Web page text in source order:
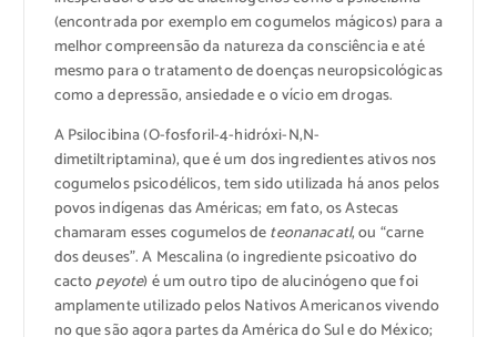
(encontrada por exemplo em cogumelos mágicos) para a
melhor compreensão da natureza da consciência e até
mesmo para o tratamento de doenças neuropsicológicas
como a depressão, ansiedade e o vício em drogas.
A Psilocibina (O-fosforil-4-hidróxi-N,N-
dimetiltriptamina), que é um dos ingredientes ativos nos
cogumelos psicodélicos, tem sido utilizada há anos pelos
povos indígenas das Américas; em fato, os Astecas
chamaram esses cogumelos deteonanacatl, ou “carne
dos deuses”. A Mescalina (o ingrediente psicoativo do
cactopeyote) é um outro tipo de alucinógeno que foi
amplamente utilizado pelos Nativos Americanos vivendo
no que são agora partes da América do Sul e do México;